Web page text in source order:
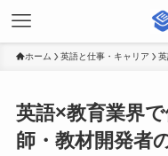
ホーム 英語と仕事・キャリア
英語×教育業界
師・教材開発者